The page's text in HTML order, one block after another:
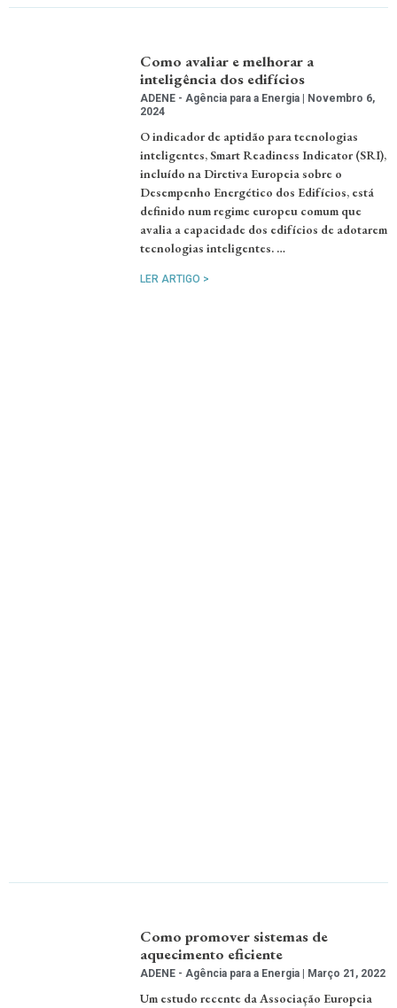
Como avaliar e melhorar a
inteligência dos edifícios
ADENE - Agência para a Energia
Novembro 6,
2024
O indicador de aptidão para tecnologias
inteligentes, Smart Readiness Indicator (SRI),
incluído na Diretiva Europeia sobre o
Desempenho Energético dos Edifícios, está
definido num regime europeu comum que
avalia a capacidade dos edifícios de adotarem
tecnologias inteligentes. …
LER ARTIGO >
Como promover sistemas de
aquecimento eficiente
ADENE - Agência para a Energia Março 21, 2022
Um estudo recente da Associação Europeia